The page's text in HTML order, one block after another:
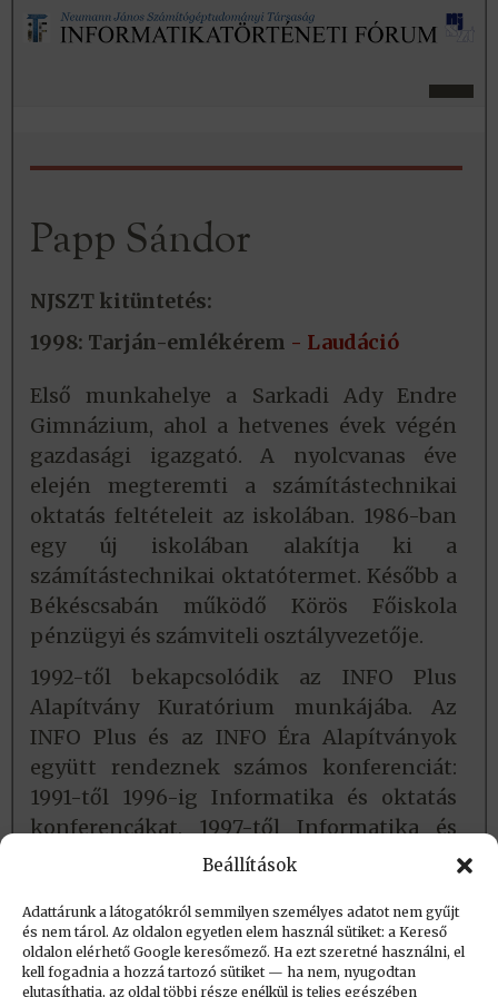
Beállítások
Adattárunk a látogatókról semmilyen személyes adatot nem gyűjt
és nem tárol. Az oldalon egyetlen elem használ sütiket: a Kereső
oldalon elérhető Google keresőmező. Ha ezt szeretné használni, el
kell fogadnia a hozzá tartozó sütiket — ha nem, nyugodtan
elutasíthatja, az oldal többi része enélkül is teljes egészében
Papp Sándor
NJSZT kitüntetés:
1998: Tarján-emlékérem - Laudáció
Első munkahelye a Sarkadi Ady Endre
Gimnázium, ahol a hetvenes évek végén
gazdasági igazgató. A nyolcvanas éve
elején megteremti a számítástechnikai
oktatás feltételeit az iskolában. 1986-ban
egy új iskolában alakítja ki a
számítástechnikai oktatótermet. Később a
Békéscsabán működő Körös Főiskola
pénzügyi és számviteli osztályvezetője.
1992-től bekapcsolódik az INFO Plus
Alapítvány Kuratórium munkájába. Az
INFO Plus és az INFO Éra Alapítványok
együtt rendeznek számos konferenciát:
1991-től 1996-ig Informatika és oktatás
konferencákat, 1997-től Informatika és
érvényesülés konferenciákat (INFO’91 –
szervezőbizottságának tiszteletbeli és
örökös tagja.